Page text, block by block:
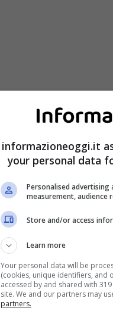
informazioneoggi.it
your personal data
Personalised
measurement, audience
Store and/or access
Learn more
Your personal data will be
(cookies, unique identifiers, and
accessed by and shared with
site. We and our partners may
partners.